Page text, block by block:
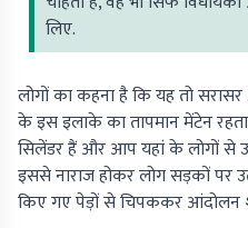
लिए.
लोगों का कहना है कि यह तो
के इस इलाके का तापमान मेंटेन
सिलेंडर हैं और आप यहां के लोगों से
इससे नाराज होकर लोग सड़कों पर
किए गए पेड़ों से चिपककर आंदोलन